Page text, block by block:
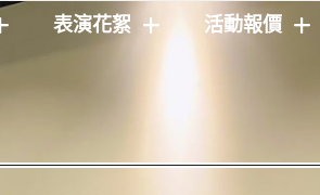
表演花絮 活動報價